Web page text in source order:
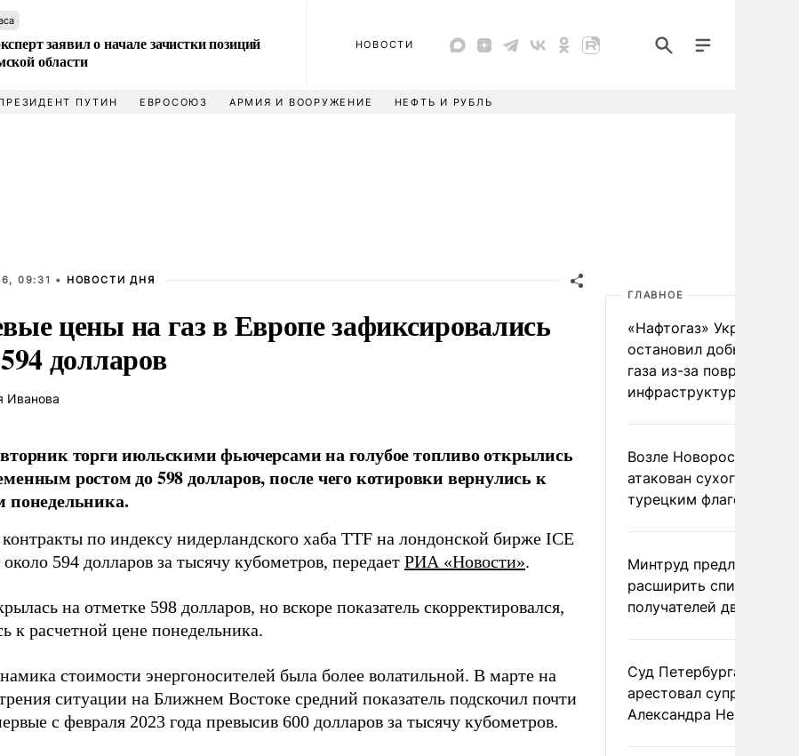
заявил о начале зачистки позиций
области
НОВОСТИ
ПУТИН ЕВРОСОЮЗ АРМИЯ И ВООРУЖЕНИЕ НЕФТЬ И РУБЛЬ
09:31 • НОВОСТИ ДНЯ
цены на газ в Европе зафиксировались
долларов
Иванова
торги июльскими фьючерсами на голубое топливо открылись
ростом до 598 долларов, после чего котировки вернулись к
понедельника.
по индексу нидерландского хаба TTF на лондонской бирже ICE
594 долларов за тысячу кубометров, передает РИА «Новости».
на отметке 598 долларов, но вскоре показатель скорректировался,
к расчетной цене понедельника.
стоимости энергоносителей была более волатильной. В марте на
ситуации на Ближнем Востоке средний показатель подскочил почти
с февраля 2023 года превысив 600 долларов за тысячу кубометров.
ГЛАВНОЕ
«Нафтогаз» Украины
остановил добычу
газа из-за повреждения
инфраструктуры
Возле Новороссийска
атакован сухогруз под
турецким флагом
Минтруд предложил
расширить список
получателей двух
Суд Петербурга заочно
арестовал супругу
Александра Невзорова